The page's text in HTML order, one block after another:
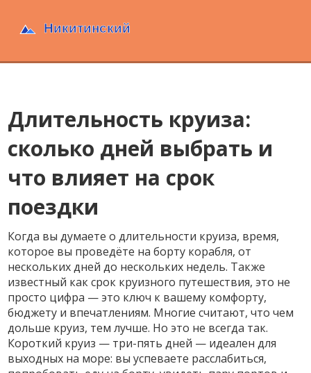
Длительность круиза:
сколько дней выбрать и
что влияет на срок
поездки
Когда вы думаете одлительности круиза, время,
которое вы проведёте на борту корабля, от
нескольких дней до нескольких недель. Также
известный каксрок круизного путешествия, это не
просто цифра — это ключ к вашему комфорту,
бюджету и впечатлениям. Многие считают, что чем
дольше круиз, тем лучше. Но это не всегда так.
Короткий круиз — три-пять дней — идеален для
выходных на море: вы успеваете расслабиться,